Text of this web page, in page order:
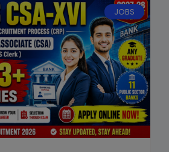
JOBS